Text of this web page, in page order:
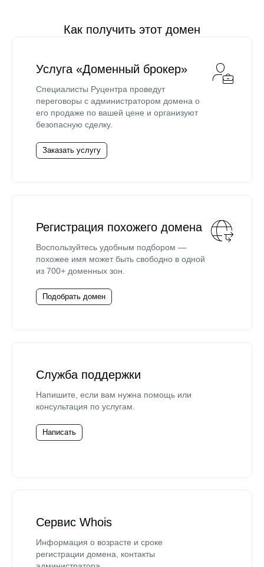
Как получить этот домен
Услуга «Доменный брокер»
Специалисты Руцентра проведут
переговоры с администратором домена о
его продаже по вашей цене и организуют
безопасную сделку.
Заказать услугу
Регистрация похожего домена
Воспользуйтесь удобным подбором —
похожее имя может быть свободно в одной
из 700+ доменных зон.
Подобрать домен
Служба поддержки
Напишите, если вам нужна помощь или
консультация по услугам.
Написать
Сервис Whois
Информация о возрасте и сроке
регистрации домена, контакты